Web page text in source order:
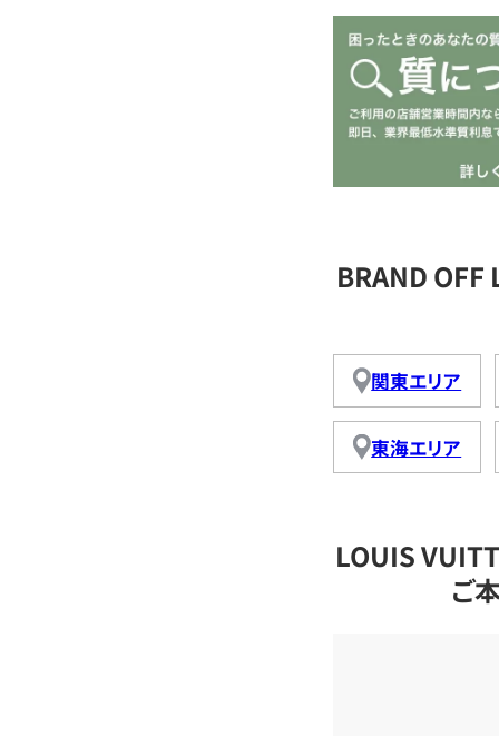
BRAND
関東エリア
東海エリア
LOUIS
ご